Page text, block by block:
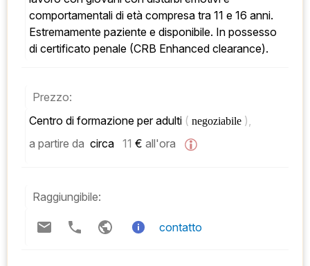
comportamentali di età compresa tra 11 e 16 anni.
Estremamente paziente e disponibile. In possesso
di certificato penale (CRB Enhanced clearance).
Prezzo:
Centro di formazione per adulti ( negoziabile ),
a partire da circa 11 € all'ora
Raggiungibile:
contatto